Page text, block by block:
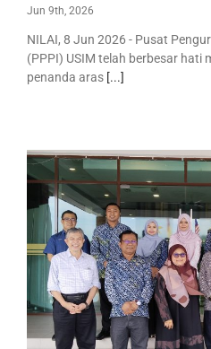
Jun 9th, 2026
NILAI, 8 Jun 2026 - Pusat
(PPPI) USIM telah berbesar hati
penanda aras [...]